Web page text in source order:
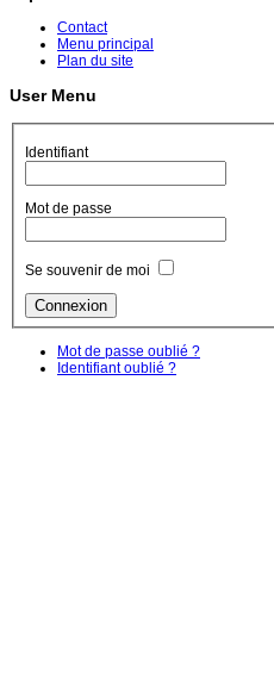
Contact
Menu principal
Plan du site
User Menu
Identifiant
Mot de passe
Se souvenir de moi
Mot de passe oublié ?
Identifiant oublié ?